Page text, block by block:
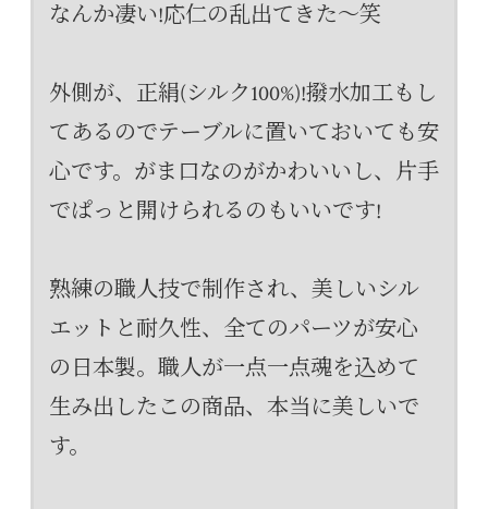
なんか凄い!応仁の乱出てきた～笑
外側が、正絹(シルク100%)!撥水加工もし
てあるのでテーブルに置いておいても安
心です。がま口なのがかわいいし、片手
でぱっと開けられるのもいいです!
熟練の職人技で制作され、美しいシル
エットと耐久性、全てのパーツが安心
の日本製。職人が一点一点魂を込めて
生み出したこの商品、本当に美しいで
す。